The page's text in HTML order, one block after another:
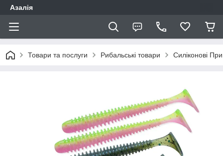
Азалія
Товари та послуги Рибальські товари Силіконові